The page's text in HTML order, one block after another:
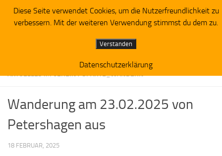
Zum Inhalt springen
AKTUELLES IM VEREIN/SPARTE_WANDERN
Wanderung am 23.02.2025 von
Petershagen aus
18 FEBRUAR, 2025
Diese Seite verwendet Cookies, um die Nutzerfreundlichkeit zu
verbessern. Mit der weiteren Verwendung stimmst du dem zu.
Verstanden
Datenschutzerklärung